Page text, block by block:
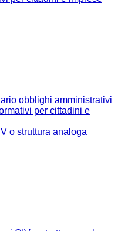
obblighi amministrativi
per cittadini e
o struttura analoga